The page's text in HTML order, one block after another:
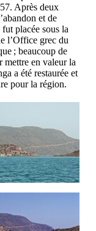
Après deux
et de
placée sous la
l’Office grec du
; beaucoup de
mettre en valeur la
a été restaurée et
pour la région.